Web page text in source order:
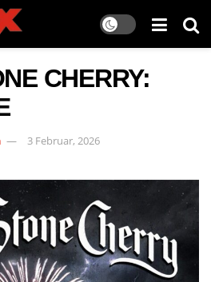
CHERRY:
3 Februar, 2026